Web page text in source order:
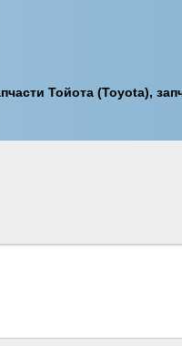
Тойота (Toyota),